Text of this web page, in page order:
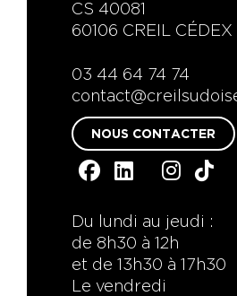
CS 40081
60106 CREIL CÉDEX
03 44 64 74 74
NOUS CONTACTER
Du lundi au jeudi :
de 8h30 à 12h
et de 13h30 à 17h30
Le vendredi